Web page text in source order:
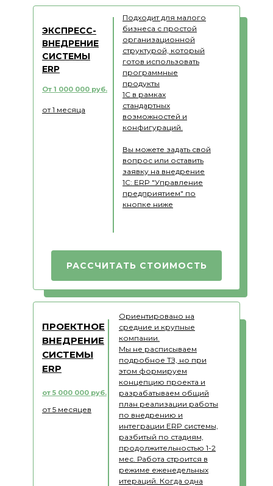
ПРОЕКТНОЕ
ВНЕДРЕНИЕ
СИСТЕМЫ
ERP
от 5 000 000 руб.
от 5 месяцев
Ориентировано на
средние и крупные
компании.
Мы не расписываем
подробное ТЗ, но при
этом формируем
концепцию проекта и
разрабатываем общий
план реализации работы
по внедрению и
интеграции ERP системы,
разбитый по стадиям,
продолжительностью 1-2
мес. Работа строится в
режиме еженедельных
итераций. Когда одна
ЭКСПРЕСС-
ВНЕДРЕНИЕ
СИСТЕМЫ
ERP
От 1 000 000 руб.
от 1 месяца
Подходит для малого
бизнеса с простой
организационной
структурой, который
готов использовать
программные
продукты
1С в рамках
стандартных
возможностей и
конфигураций.
Вы можете задать свой
вопрос или оставить
заявку на внедрение
1С: ERP "Управление
предприятием" по
кнопке ниже
РАССЧИТАТЬ СТОИМОСТЬ